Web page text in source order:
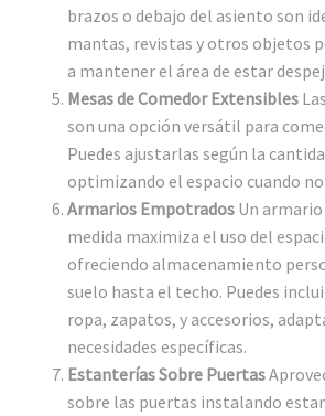
brazos o debajo del asiento son
mantas, revistas y otros objetos
a mantener el área de estar
Mesas de Comedor Extensibles
son una opción versátil para
Puedes ajustarlas según la
optimizando el espacio cuando
Armarios Empotrados Un
medida maximiza el uso del
ofreciendo almacenamiento
suelo hasta el techo. Puedes
ropa, zapatos, y accesorios,
necesidades específicas.
Estanterías Sobre Puertas
sobre las puertas instalando